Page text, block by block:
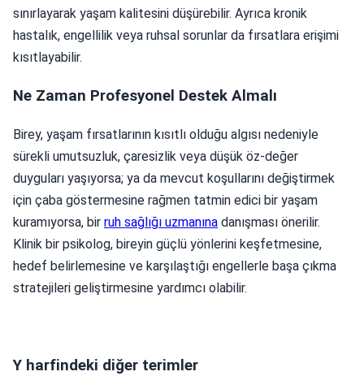
sınırlayarak yaşam kalitesini düşürebilir. Ayrıca kronik
hastalık, engellilik veya ruhsal sorunlar da fırsatlara erişimi
kısıtlayabilir.
Ne Zaman Profesyonel Destek Almalı
Birey, yaşam fırsatlarının kısıtlı olduğu algısı nedeniyle
sürekli umutsuzluk, çaresizlik veya düşük öz-değer
duyguları yaşıyorsa; ya da mevcut koşullarını değiştirmek
için çaba göstermesine rağmen tatmin edici bir yaşam
kuramıyorsa, bir ruh sağlığı uzmanına danışması önerilir.
Klinik bir psikolog, bireyin güçlü yönlerini keşfetmesine,
hedef belirlemesine ve karşılaştığı engellerle başa çıkma
stratejileri geliştirmesine yardımcı olabilir.
Y harfindeki diğer terimler